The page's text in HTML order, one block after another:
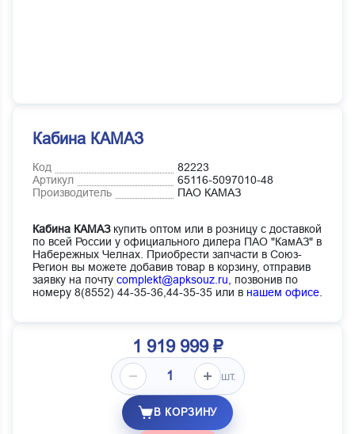
Кабина КАМАЗ
Код
82223
Артикул
65116-5097010-48
Производитель
ПАО КАМАЗ
Кабина КАМАЗкупить оптом или в розницу с доставкой
по всей России у официального дилера ПАО "КамАЗ" в
Набережных Челнах. Приобрести запчасти в Союз-
Регион вы можете добавив товар в корзину, отправив
заявку на почту complekt@apksouz.ru,
позвонив по
номеру 8(8552) 44-35-36,44-35-35 или в нашем офисе
1 919 999 ₽
шт.
В КОРЗИНУ